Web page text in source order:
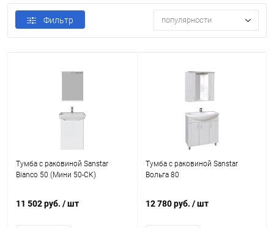
Фильтр популярности
Тумба с раковиной Sanstar
Bianco 50 (Мини 50-СК)
11 502 руб. / шт
Тумба с раковиной Sanstar
Вольга 80
12 780 руб. / шт